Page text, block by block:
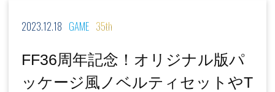
GAME 35th
2023.12.18
FF36周年記念！オリジナル版パ
ッケージ風ノベルティセットやT